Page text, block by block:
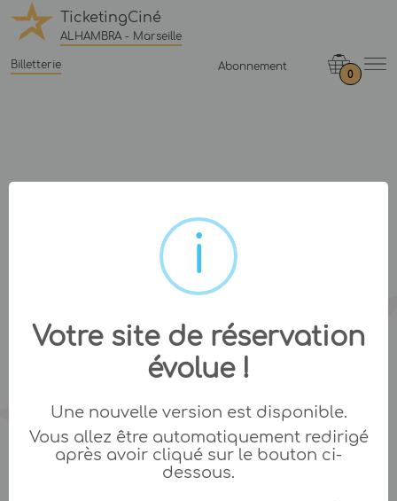
TicketingCiné
ALHAMBRA - Marseille
Billetterie Abonnement
0
Votre site de réservation
évolue !
Une nouvelle version est disponible.
Vous allez être automatiquement redirigé
après avoir cliqué sur le bouton ci-
dessous.